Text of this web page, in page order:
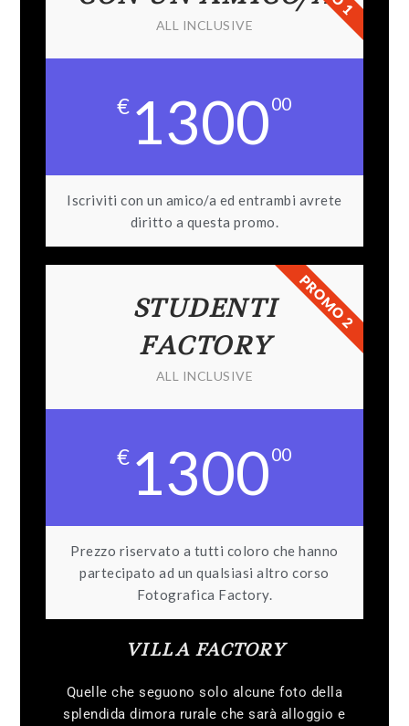
ALL INCLUSIVE
€ 130000
Iscriviti con un amico/a ed entrambi avrete
diritto a questa promo.
STUDENTI
FACTORY
ALL INCLUSIVE
€ 130000
Prezzo riservato a tutti coloro che hanno
partecipato ad un qualsiasi altro corso
Fotografica Factory.
PROMO 2
VILLA FACTORY
Quelle che seguono solo alcune foto della
splendida dimora rurale che sarà alloggio e